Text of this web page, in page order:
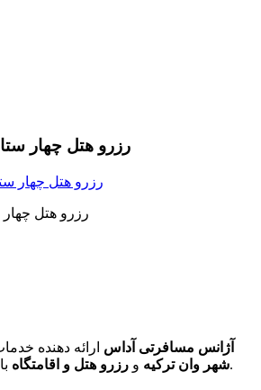
رزرو هتل چهار
رزرو هتل چهار
آژانس مسافرتی آداس ارائه دهنده
شهر وان ترکیه و رزرو هتل و اقامتگاه با قیمت مناسب می‌باشد.